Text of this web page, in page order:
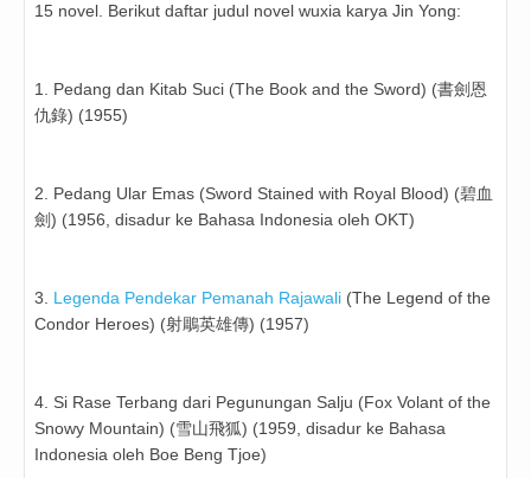
15 novel. Berikut daftar judul novel wuxia karya Jin Yong:
1. Pedang dan Kitab Suci (The Book and the Sword) (書劍恩
仇錄) (1955)
2. Pedang Ular Emas (Sword Stained with Royal Blood) (碧血
劍) (1956, disadur ke Bahasa Indonesia oleh OKT)
3. Legenda Pendekar Pemanah Rajawali (The Legend of the
Condor Heroes) (射鵰英雄傳) (1957)
4. Si Rase Terbang dari Pegunungan Salju (Fox Volant of the
Snowy Mountain) (雪山飛狐) (1959, disadur ke Bahasa
Indonesia oleh Boe Beng Tjoe)